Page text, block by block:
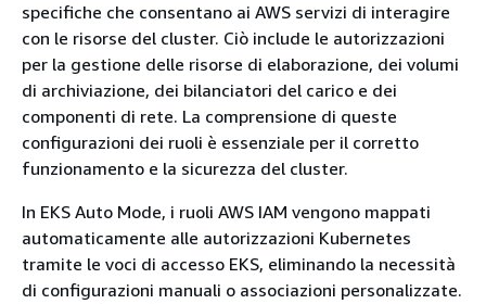
specifiche che consentano ai AWS servizi di interagire
con le risorse del cluster. Ciò include le autorizzazioni
per la gestione delle risorse di elaborazione, dei volumi
di archiviazione, dei bilanciatori del carico e dei
componenti di rete. La comprensione di queste
configurazioni dei ruoli è essenziale per il corretto
funzionamento e la sicurezza del cluster.
In EKS Auto Mode, i ruoli AWS IAM vengono mappati
automaticamente alle autorizzazioni Kubernetes
tramite le voci di accesso EKS, eliminando la necessità
di configurazioni manuali o associazioni personalizzate.